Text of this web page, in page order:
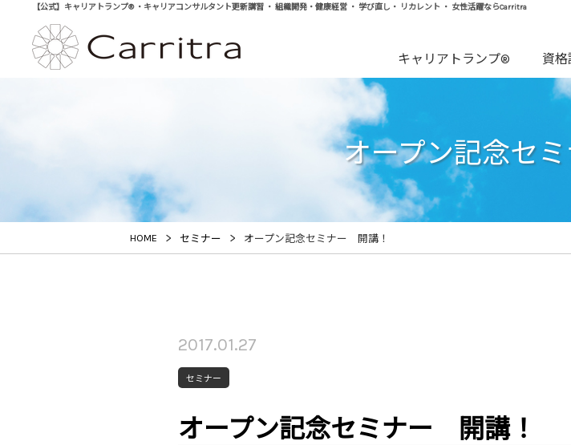
【公式】キャリアトランプ® ・キャリアコンサルタント更新講習 ・ 組織開発・健康経営 ・ 学び直し・ リカレント ・ 女性活躍ならCarritra
キャリアトランプ® 資
オープン記念セ
HOME > セミナー > オープン記念セミナー 開講！
2017.01.27
セミナー
オープン記念セミナー 開講！